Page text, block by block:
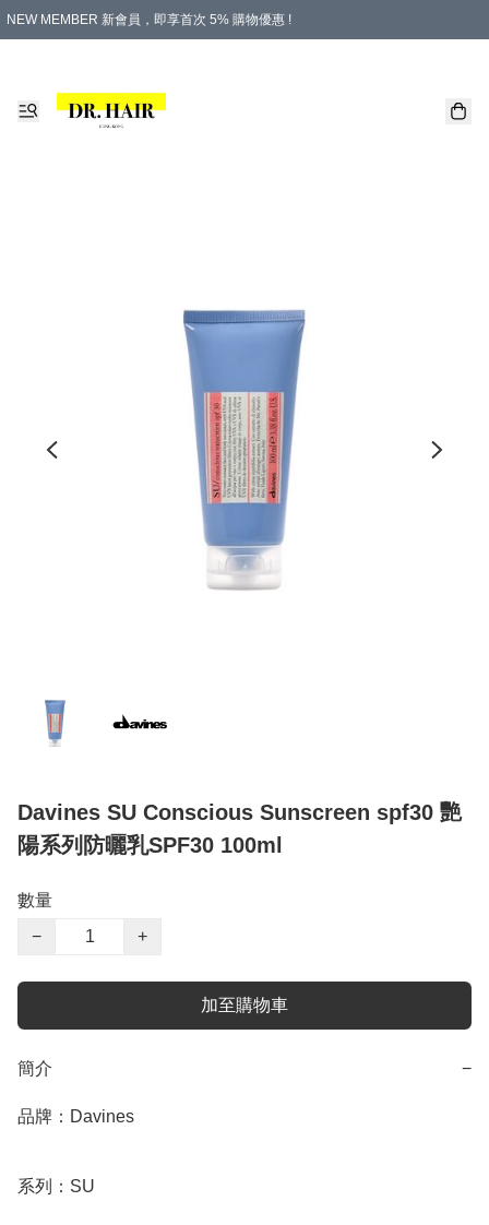
NEW MEMBER 新會員，即享首次 5% 購物優惠 !
Davines SU Conscious Sunscreen spf30 艷
陽系列防曬乳SPF30 100ml
數量
−
+
加至購物車
簡介 −
品牌：Davines
系列：SU